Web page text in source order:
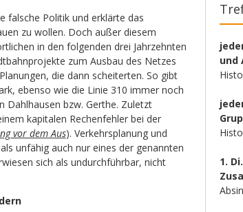
falsche Politik und erklärte das
zu wollen. Doch außer diesem
in den folgenden drei Jahrzehnten
zum Ausbau des Netzes
die dann scheiterten. So gibt
ebenso wie die Linie 310 immer noch
Dahlhausen bzw. Gerthe. Zuletzt
kapitalen Rechenfehler bei der
vor dem Aus). Verkehrsplanung und
unfähig auch nur eines der genannten
sich als undurchführbar, nicht
und
1.